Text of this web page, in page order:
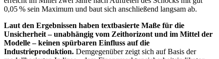
0,05 % sein Maximum und baut sich anschließend langsam ab.
Laut den Ergebnissen haben textbasierte Maße für die
Unsicherheit – unabhängig vom Zeithorizont und im Mittel der
Modelle – keinen spürbaren Einfluss auf die
Industrieproduktion. Demgegenüber zeigt sich auf Basis der